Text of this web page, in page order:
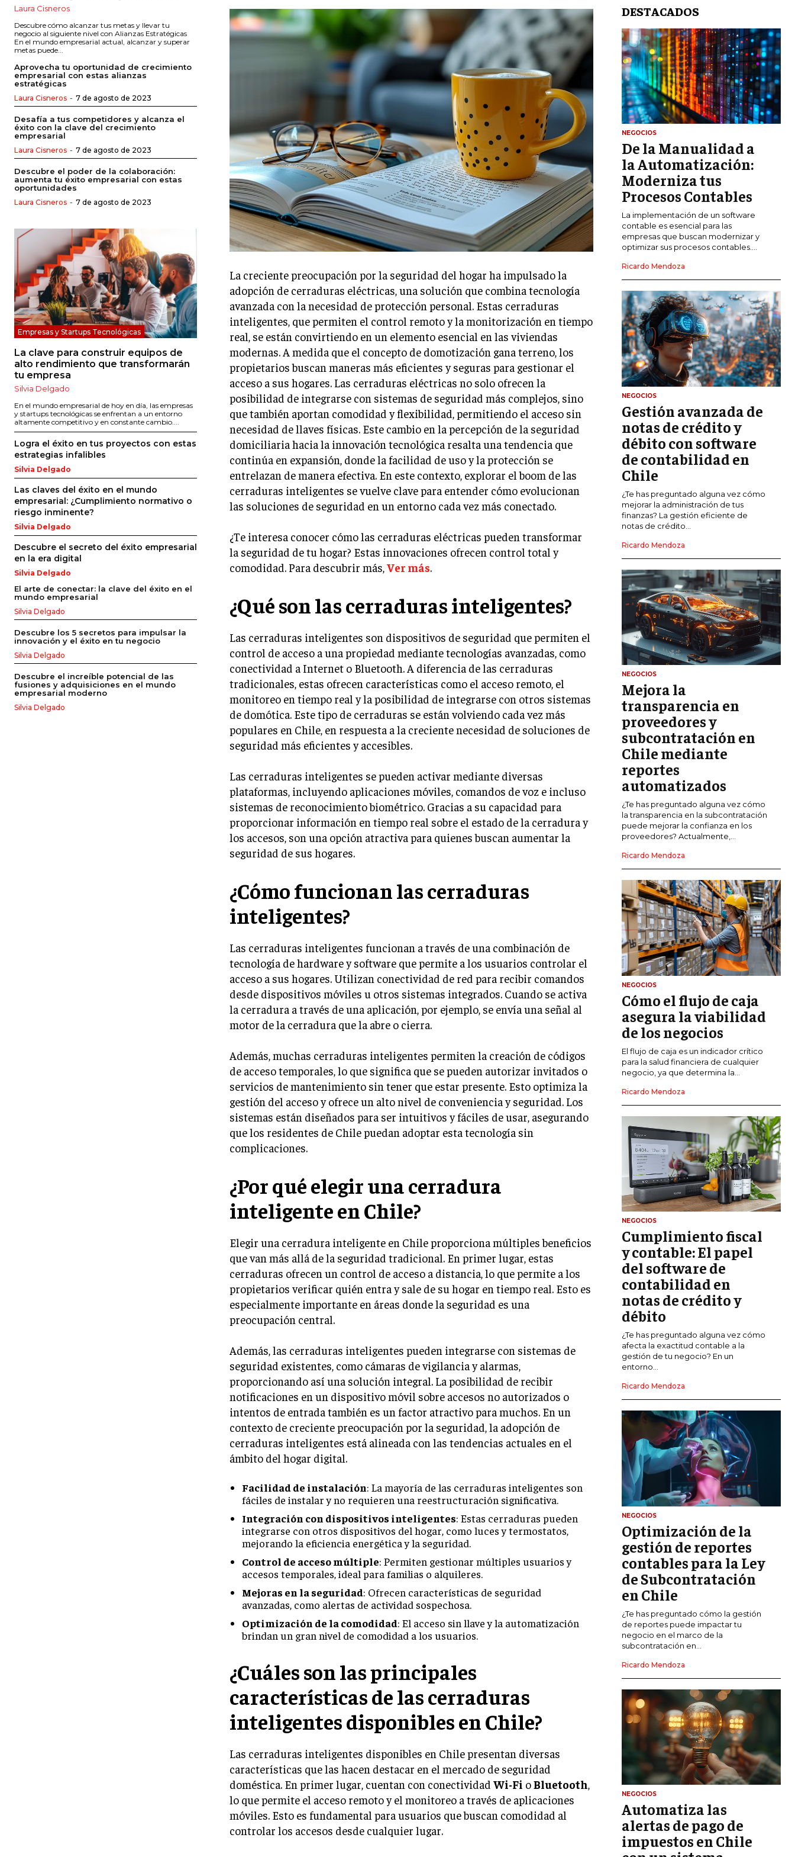
LIFESTYLE
MARKETING
ESTRATEGIAS DE MARKETING
AGENCIAS DE POSICIONAMIENTO WEB
SEO
VENTA DE ENLACES
MARKETING DIGITAL
PUBLICIDAD
VENTAS Y PERSUASIÓN
GESTIÓN DE PRODUCTOS
COMUNICACIÓN CORPORATIVA
GESTIÓN DE MARCA
INVESTIGACIÓN DE MERCADO
ANÁLISIS DE COMPETENCIA
GESTIÓN DE CLIENTES
EMPRENDIMIENTO
INNOVACIÓN EMPRESARIAL
GESTIÓN DEL CAMBIO
LIDERAZGO
EMPRENDIMIENTO
PLANIFICACIÓN EMPRESARIAL
FINANZAS
FINANZAS Y CONTABILIDAD
GESTIÓN DE RECURSOS FINANCIEROS
INVERSIONES Y MERCADOS FINANCIEROS
CONTABILIDAD EMPRESARIAL
ECONOMÍA EMPRESARIAL
INTERNACIONAL
NEGOCIOS INTERNACIONALES
COMERCIO INTERNACIONAL
EXPANSIÓN GLOBAL
ALIANZAS ESTRATÉGICAS
TECNOLOGIA
SOSTENIBILIDAD Y MEDIO AMBIENTE
GESTIÓN DE LA INNOVACIÓN
TECNOLÓGICA
TRANSFORMACIÓN DIGITAL
ANALÍTICA EMPRESARIAL Y BUSINESS
INTELLIGENCE
CIBERSEGURIDAD EMPRESARIAL
ESTRATEGIA
EMPRESAS FAMILIARES Y SUCESIÓN
NEGOCIACIÓN Y RESOLUCIÓN DE
CONFLICTOS
DERECHO EMPRESARIAL Y
REGULACIONES
ÉXITO EMPRESARIAL Y CASOS DE
ESTUDIO
GOBIERNO CORPORATIVO
NEGOCIOS
ESTRATEGIAS DE NEGOCIOS
MARKETING B2B
MARKETING B2C
FRANQUICIAS
MARKETING DE INFLUENCERS
E-COMMERCE
GESTIÓN DE CRISIS EMPRESARIALES
EMPRESAS Y STARTUPS TECNOLÓGICAS
GESTIÓN DE LA EXPERIENCIA DEL
CLIENTE
PROYECTOS
GESTIÓN DE PROYECTOS
GESTIÓN DE OPERACIONES Y CADENA
DE SUMINISTRO
LOGÍSTICA EMPRESARIAL
CALIDAD Y MEJORA CONTINUA
TALENTOS
TALENTO
RECLUTAMIENTO Y SELECCIÓN
DESARROLLO DE PERSONAL
GESTIÓN DEL DESEMPEÑO
CULTURA Y CLIMA ORGANIZACIONAL
ÉTICA EMPRESARIAL Y
RESPONSABILIDAD SOCIAL
BLOG
Laura Cisneros
Descubre cómo alcanzar tus metas y llevar tu
negocio al siguiente nivel con Alianzas Estratégicas
En el mundo empresarial actual, alcanzar y superar
metas puede...
Aprovecha tu oportunidad de crecimiento
empresarial con estas alianzas
estratégicas
Laura Cisneros - 7 de agosto de 2023
Desafía a tus competidores y alcanza el
éxito con la clave del crecimiento
empresarial
Laura Cisneros - 7 de agosto de 2023
Descubre el poder de la colaboración:
aumenta tu éxito empresarial con estas
oportunidades
Laura Cisneros - 7 de agosto de 2023
Empresas y Startups Tecnológicas
La clave para construir equipos de
alto rendimiento que transformarán
tu empresa
Silvia Delgado
En el mundo empresarial de hoy en día, las empresas
y startups tecnológicas se enfrentan a un entorno
altamente competitivo y en constante cambio....
Logra el éxito en tus proyectos con estas
estrategias infalibles
Silvia Delgado
Las claves del éxito en el mundo
empresarial: ¿Cumplimiento normativo o
riesgo inminente?
Silvia Delgado
Descubre el secreto del éxito empresarial
en la era digital
Silvia Delgado
El arte de conectar: la clave del éxito en el
mundo empresarial
Silvia Delgado
Descubre los 5 secretos para impulsar la
innovación y el éxito en tu negocio
Silvia Delgado
Descubre el increíble potencial de las
fusiones y adquisiciones en el mundo
empresarial moderno
Silvia Delgado
La creciente preocupación por la seguridad del hogar ha impulsado la
adopción de cerraduras eléctricas, una solución que combina tecnología
avanzada con la necesidad de protección personal. Estas cerraduras
inteligentes, que permiten el control remoto y la monitorización en tiempo
real, se están convirtiendo en un elemento esencial en las viviendas
modernas. A medida que el concepto de domotización gana terreno, los
propietarios buscan maneras más eficientes y seguras para gestionar el
acceso a sus hogares. Las cerraduras eléctricas no solo ofrecen la
posibilidad de integrarse con sistemas de seguridad más complejos, sino
que también aportan comodidad y flexibilidad, permitiendo el acceso sin
necesidad de llaves físicas. Este cambio en la percepción de la seguridad
domiciliaria hacia la innovación tecnológica resalta una tendencia que
continúa en expansión, donde la facilidad de uso y la protección se
entrelazan de manera efectiva. En este contexto, explorar el boom de las
cerraduras inteligentes se vuelve clave para entender cómo evolucionan
las soluciones de seguridad en un entorno cada vez más conectado.
¿Te interesa conocer cómo las cerraduras eléctricas pueden transformar
la seguridad de tu hogar? Estas innovaciones ofrecen control total y
comodidad. Para descubrir más, Ver más.
¿Qué son las cerraduras inteligentes?
Las cerraduras inteligentes son dispositivos de seguridad que permiten el
control de acceso a una propiedad mediante tecnologías avanzadas, como
conectividad a Internet o Bluetooth. A diferencia de las cerraduras
tradicionales, estas ofrecen características como el acceso remoto, el
monitoreo en tiempo real y la posibilidad de integrarse con otros sistemas
de domótica. Este tipo de cerraduras se están volviendo cada vez más
populares en Chile, en respuesta a la creciente necesidad de soluciones de
seguridad más eficientes y accesibles.
Las cerraduras inteligentes se pueden activar mediante diversas
plataformas, incluyendo aplicaciones móviles, comandos de voz e incluso
sistemas de reconocimiento biométrico. Gracias a su capacidad para
proporcionar información en tiempo real sobre el estado de la cerradura y
los accesos, son una opción atractiva para quienes buscan aumentar la
seguridad de sus hogares.
¿Cómo funcionan las cerraduras
inteligentes?
Las cerraduras inteligentes funcionan a través de una combinación de
tecnología de hardware y software que permite a los usuarios controlar el
acceso a sus hogares. Utilizan conectividad de red para recibir comandos
desde dispositivos móviles u otros sistemas integrados. Cuando se activa
la cerradura a través de una aplicación, por ejemplo, se envía una señal al
motor de la cerradura que la abre o cierra.
Además, muchas cerraduras inteligentes permiten la creación de códigos
de acceso temporales, lo que significa que se pueden autorizar invitados o
servicios de mantenimiento sin tener que estar presente. Esto optimiza la
gestión del acceso y ofrece un alto nivel de conveniencia y seguridad. Los
sistemas están diseñados para ser intuitivos y fáciles de usar, asegurando
que los residentes de Chile puedan adoptar esta tecnología sin
complicaciones.
¿Por qué elegir una cerradura
inteligente en Chile?
Elegir una cerradura inteligente en Chile proporciona múltiples beneficios
que van más allá de la seguridad tradicional. En primer lugar, estas
cerraduras ofrecen un control de acceso a distancia, lo que permite a los
propietarios verificar quién entra y sale de su hogar en tiempo real. Esto es
especialmente importante en áreas donde la seguridad es una
preocupación central.
Además, las cerraduras inteligentes pueden integrarse con sistemas de
seguridad existentes, como cámaras de vigilancia y alarmas,
proporcionando así una solución integral. La posibilidad de recibir
notificaciones en un dispositivo móvil sobre accesos no autorizados o
intentos de entrada también es un factor atractivo para muchos. En un
contexto de creciente preocupación por la seguridad, la adopción de
cerraduras inteligentes está alineada con las tendencias actuales en el
ámbito del hogar digital.
Facilidad de instalación: La mayoría de las cerraduras inteligentes son
fáciles de instalar y no requieren una reestructuración significativa.
Integración con dispositivos inteligentes: Estas cerraduras pueden
integrarse con otros dispositivos del hogar, como luces y termostatos,
mejorando la eficiencia energética y la seguridad.
Control de acceso múltiple: Permiten gestionar múltiples usuarios y
accesos temporales, ideal para familias o alquileres.
Mejoras en la seguridad: Ofrecen características de seguridad
avanzadas, como alertas de actividad sospechosa.
Optimización de la comodidad: El acceso sin llave y la automatización
brindan un gran nivel de comodidad a los usuarios.
¿Cuáles son las principales
características de las cerraduras
inteligentes disponibles en Chile?
Las cerraduras inteligentes disponibles en Chile presentan diversas
características que las hacen destacar en el mercado de seguridad
doméstica. En primer lugar, cuentan con conectividad Wi-Fi oBluetooth
lo que permite el acceso remoto y el monitoreo a través de aplicaciones
móviles. Esto es fundamental para usuarios que buscan comodidad al
controlar los accesos desde cualquier lugar.
DESTACADOS
NEGOCIOS
De la Manualidad a
la Automatización:
Moderniza tus
Procesos Contables
La implementación de un software
contable es esencial para las
empresas que buscan modernizar y
optimizar sus procesos contables....
Ricardo Mendoza
NEGOCIOS
Gestión avanzada de
notas de crédito y
débito con software
de contabilidad en
Chile
¿Te has preguntado alguna vez cómo
mejorar la administración de tus
finanzas? La gestión eficiente de
notas de crédito...
Ricardo Mendoza
NEGOCIOS
Mejora la
transparencia en
proveedores y
subcontratación en
Chile mediante
reportes
automatizados
¿Te has preguntado alguna vez cómo
la transparencia en la subcontratación
puede mejorar la confianza en los
proveedores? Actualmente,...
Ricardo Mendoza
NEGOCIOS
Cómo el flujo de caja
asegura la viabilidad
de los negocios
El flujo de caja es un indicador crítico
para la salud financiera de cualquier
negocio, ya que determina la...
Ricardo Mendoza
NEGOCIOS
Cumplimiento fiscal
y contable: El papel
del software de
contabilidad en
notas de crédito y
débito
¿Te has preguntado alguna vez cómo
afecta la exactitud contable a la
gestión de tu negocio? En un
entorno...
Ricardo Mendoza
NEGOCIOS
Optimización de la
gestión de reportes
contables para la Ley
de Subcontratación
en Chile
¿Te has preguntado cómo la gestión
de reportes puede impactar tu
negocio en el marco de la
subcontratación en...
Ricardo Mendoza
NEGOCIOS
Automatiza las
alertas de pago de
impuestos en Chile